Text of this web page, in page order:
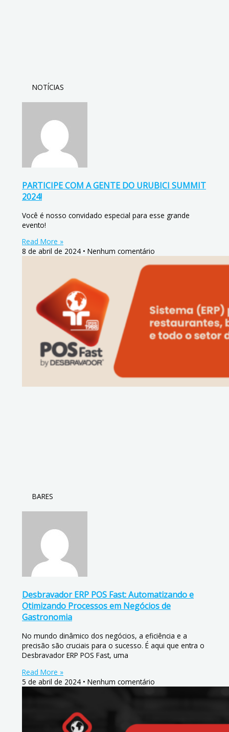
NOTÍCIAS
PARTICIPE COM A GENTE DO URUBICI SUMMIT
2024!
Você é nosso convidado especial para esse grande
evento!
Read More »
8 de abril de 2024
Nenhum comentário
BARES
Desbravador ERP POS Fast: Automatizando e
Otimizando Processos em Negócios de
Gastronomia
No mundo dinâmico dos negócios, a eficiência e a
precisão são cruciais para o sucesso. É aqui que entra o
Desbravador ERP POS Fast, uma
Read More »
5 de abril de 2024
Nenhum comentário